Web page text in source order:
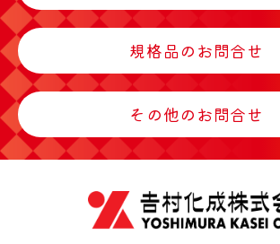
規格品のお問合せ
その他のお問合せ